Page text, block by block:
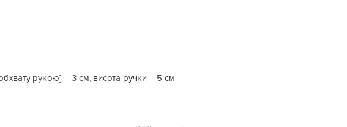
рукою] – 3 см, висота ручки – 5 см